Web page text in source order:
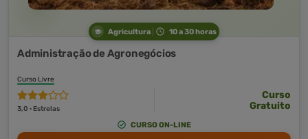
Agricultura 10 a 30 horas
Administração de Agronegócios
Curso Livre
3,0 · Estrelas
Curso
Gratuito
CURSO ON-LINE